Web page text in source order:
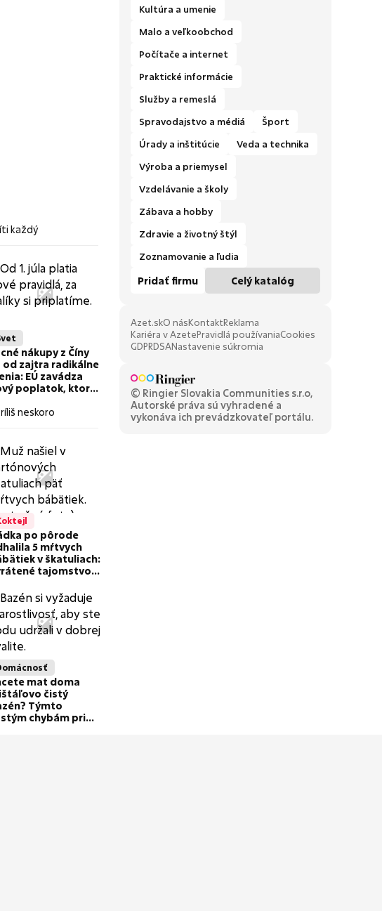
každý
nákupy z Číny
od zajtra radikálne
EÚ zavádza
poplatok, ktorý
neskoro
po pôrode
5 mŕtvych
v škatuliach:
tajomstvo
z minulosti!
mat doma
čistý
Týmto
chybám pri
Kultúra a umenie
Malo a veľkoobchod
Počítače a internet
Praktické informácie
Služby a remeslá
Spravodajstvo a médiá
Šport
Úrady a inštitúcie
Veda a technika
Výroba a priemysel
Vzdelávanie a školy
Zábava a hobby
Zdravie a životný štýl
Zoznamovanie a ľudia
Pridať firmu Celý katalóg
Azet.skO násKontaktReklama
Kariéra v AzetePravidlá používaniaCookies
GDPRDSANastavenie súkromia
© Ringier Slovakia Communities s.r.o,
Autorské práva sú vyhradené a
vykonáva ich prevádzkovateľ portálu.